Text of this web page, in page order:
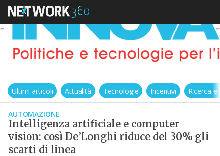
Ultimi articoli Attualità Tecnologie Incentivi Ricerca
AUTOMAZIONE
Intelligenza artificiale e computer
vision: così De’Longhi riduce del 30% gli
scarti di linea